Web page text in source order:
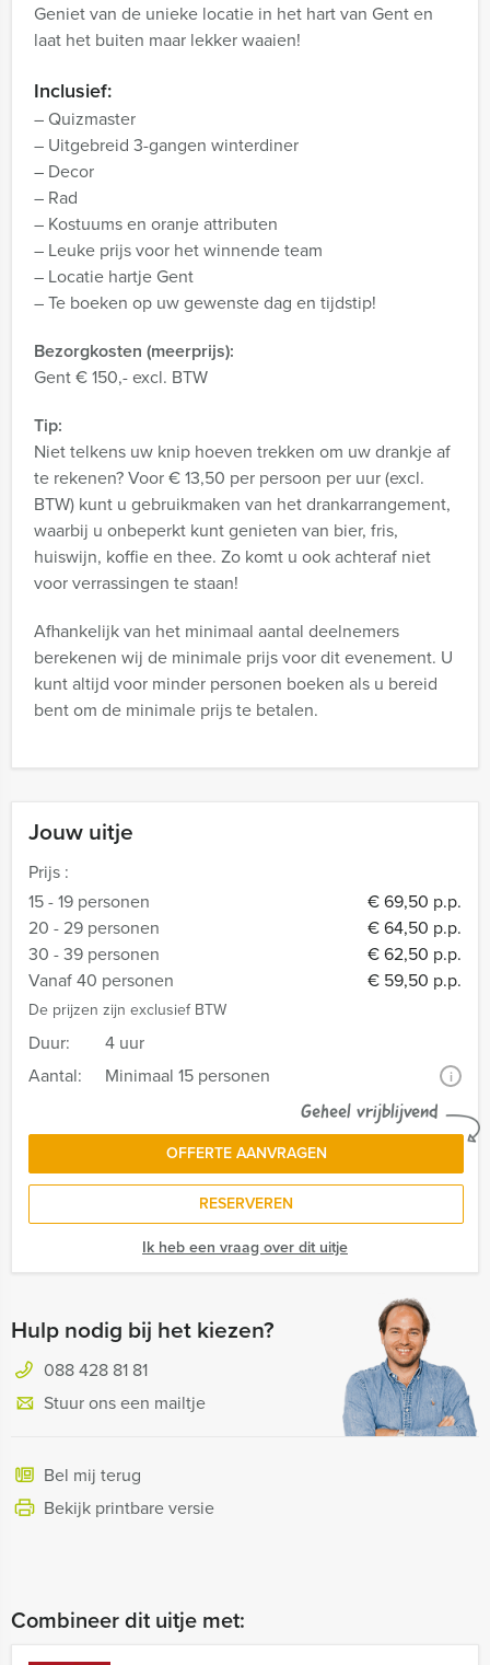
Jouw uitje
Prijs :
15 - 19 personen
€ 69,50 p.p.
20 - 29 personen
€ 64,50 p.p.
30 - 39 personen
€ 62,50 p.p.
Vanaf 40 personen
€ 59,50 p.p.
De prijzen zijn exclusief BTW
Duur:
4 uur
Aantal:
Minimaal 15 personen i
Geheel vrijblijvend
OFFERTE AANVRAGEN
RESERVEREN
Ik heb een vraag over dit uitje
Hulp nodig bij het kiezen?
088 428 81 81
Stuur ons een mailtje
Bel mij terug
Bekijk printbare versie
Geniet van de unieke locatie in het hart van Gent en
laat het buiten maar lekker waaien!
Inclusief:
– Quizmaster
– Uitgebreid 3-gangen winterdiner
– Decor
– Rad
– Kostuums en oranje attributen
– Leuke prijs voor het winnende team
– Locatie hartje Gent
– Te boeken op uw gewenste dag en tijdstip!
Bezorgkosten (meerprijs):
Gent € 150,- excl. BTW
Tip:
Niet telkens uw knip hoeven trekken om uw drankje af
te rekenen? Voor € 13,50 per persoon per uur (excl.
BTW) kunt u gebruikmaken van het drankarrangement,
waarbij u onbeperkt kunt genieten van bier, fris,
huiswijn, koffie en thee. Zo komt u ook achteraf niet
voor verrassingen te staan!
Afhankelijk van het minimaal aantal deelnemers
berekenen wij de minimale prijs voor dit evenement. U
kunt altijd voor minder personen boeken als u bereid
bent om de minimale prijs te betalen.
Combineer dit uitje met: